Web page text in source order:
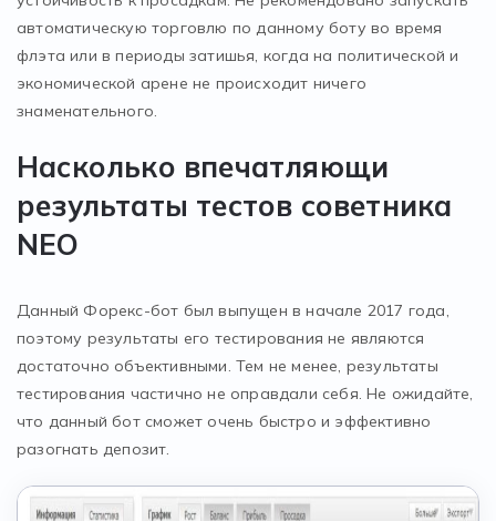
автоматическую торговлю по данному боту во время
флэта или в периоды затишья, когда на политической и
экономической арене не происходит ничего
знаменательного.
Насколько впечатляющи
результаты тестов советника
NEO
Данный Форекс-бот был выпущен в начале 2017 года,
поэтому результаты его тестирования не являются
достаточно объективными. Тем не менее, результаты
тестирования частично не оправдали себя. Не ожидайте,
что данный бот сможет очень быстро и эффективно
разогнать депозит.